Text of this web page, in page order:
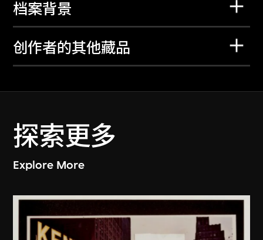
档案背景
创作者的其他藏品
探索更多
Explore More